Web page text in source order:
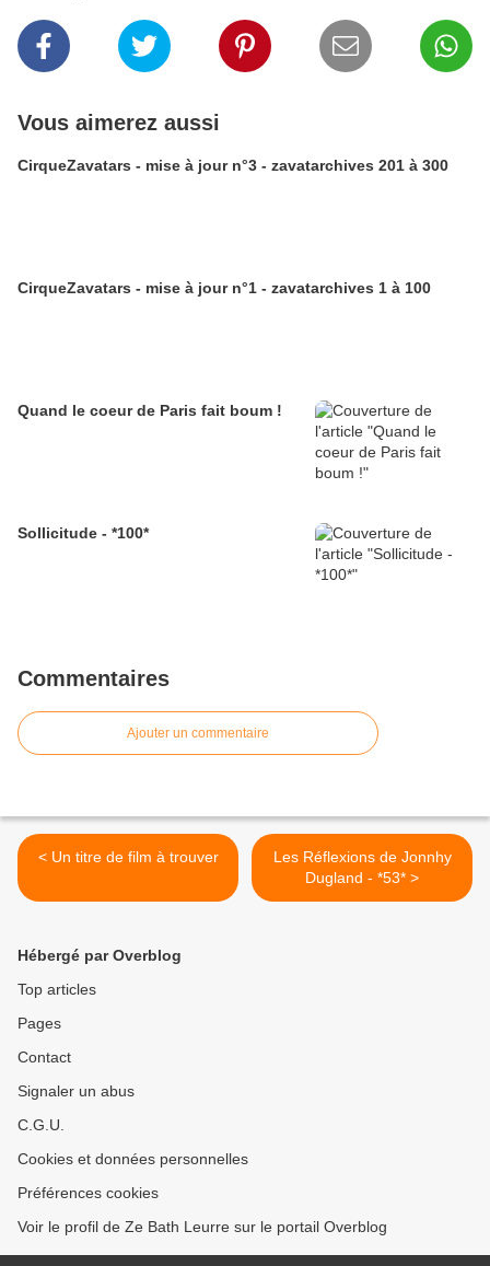
Vous aimerez aussi
CirqueZavatars - mise à jour n°3 - zavatarchives 201 à 300
CirqueZavatars - mise à jour n°1 - zavatarchives 1 à 100
Quand le coeur de Paris fait boum !
Sollicitude - *100*
Commentaires
Ajouter un commentaire
< Un titre de film à trouver
Les Réflexions de Jonnhy
Dugland - *53* >
Hébergé par Overblog
Top articles
Pages
Contact
Signaler un abus
C.G.U.
Cookies et données personnelles
Préférences cookies
Voir le profil de Ze Bath Leurre sur le portail Overblog